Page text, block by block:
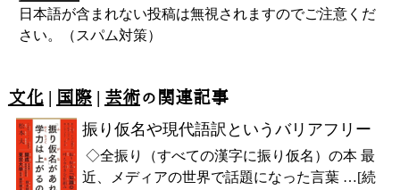
日本語が含まれない投稿は無視されますのでご注意くだ
さい。（スパム対策）
文化 | 国際| 芸術の関連記事
振り仮名や現代語訳というバリアフリー
◇全振り（すべての漢字に振り仮名）の本 最
近、メディアの世界で話題になった言葉 …[続